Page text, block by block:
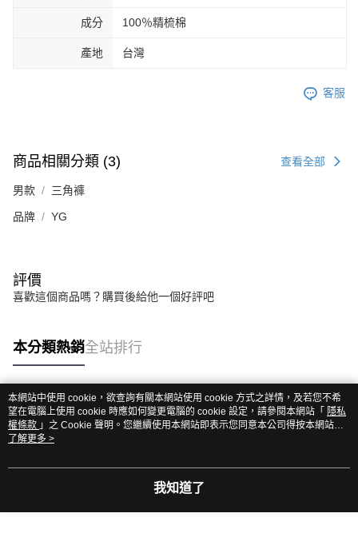
成分 100％精梳棉
產地 台灣
客服
商品相關分類 (3) 查看全部
男款 三角褲
品牌 YG
評價
喜歡這個商品嗎？購買後給他一個好評吧
本分類熱銷全站排行
熱門標籤
本網站中使用 cookie，欲查詢有關本網站使用 cookie 方式之詳情，及若您不希
望在電腦上使用 cookie 時應如何變更電腦的 cookie 設定，請參閱本網站「 隱私
權條款 」之 Cookie 聲明。您繼續使用本網站即表示您同意本公司得按本網站使
用條款之 Cookie 聲明使用 cookie。
了解更多 >
我知道了